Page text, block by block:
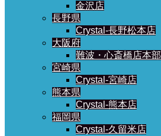
金沢店
長野県
Crystal-長野松本店
大阪府
難波・心斎橋店本部
宮崎県
Crystal-宮崎店
熊本県
Crystal-熊本店
福岡県
Crystal-久留米店